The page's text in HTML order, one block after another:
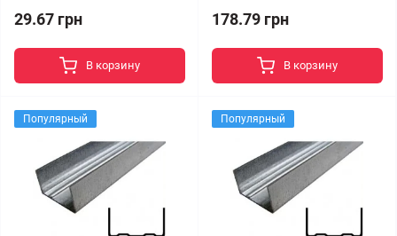
29.67 грн
В корзину
178.79 грн
В корзину
Популярный Популярный